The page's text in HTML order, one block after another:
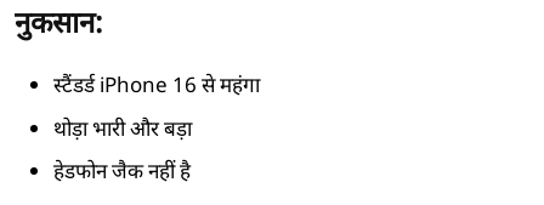
नुकसान:
स्टैंडर्ड iPhone 16 से महंगा
थोड़ा भारी और बड़ा
हेडफोन जैक नहीं है